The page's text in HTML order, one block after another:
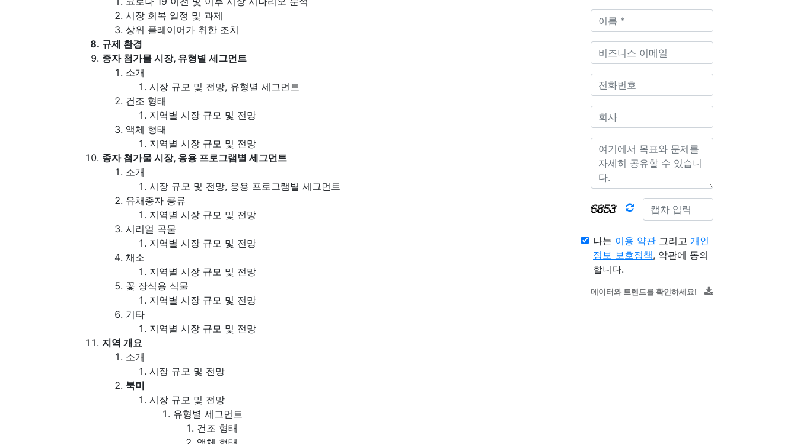
시장 회복 일정 및 과제
상위 플레이어가 취한 조치
규제 환경
종자 첨가물 시장, 유형별 세그먼트
소개
시장 규모 및 전망, 유형별 세그먼트
건조 형태
지역별 시장 규모 및 전망
액체 형태
지역별 시장 규모 및 전망
종자 첨가물 시장, 응용 프로그램별 세그먼트
소개
시장 규모 및 전망, 응용 프로그램별 세그먼트
유채종자 콩류
지역별 시장 규모 및 전망
시리얼 곡물
지역별 시장 규모 및 전망
채소
지역별 시장 규모 및 전망
꽃 장식용 식물
지역별 시장 규모 및 전망
기타
지역별 시장 규모 및 전망
지역 개요
소개
시장 규모 및 전망
북미
시장 규모 및 전망
유형별 세그먼트
건조 형태
나는 이용 약관 그리고 개인
정보 보호정책, 약관에 동의
합니다.
데이터와 트렌드를 확인하세요!